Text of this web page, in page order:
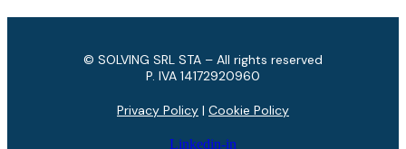
© SOLVING SRL STA – All rights reserved
P. IVA ​14172920960
Privacy Policy | Cookie Policy
Linkedin-in